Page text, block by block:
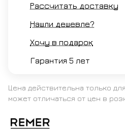
Рассчитать доставку
Нашли дешевле?
Хочу в подарок
Гарантия 5 лет
Цена действительна только
может отличаться от цен в